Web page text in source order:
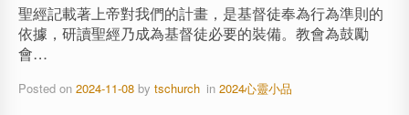
聖經記載著上帝對我們的計畫，是基督徒奉為行為準則的
依據，研讀聖經乃成為基督徒必要的裝備。教會為鼓勵
會…
Posted on 2024-11-08 by tschurch in2024心靈小品